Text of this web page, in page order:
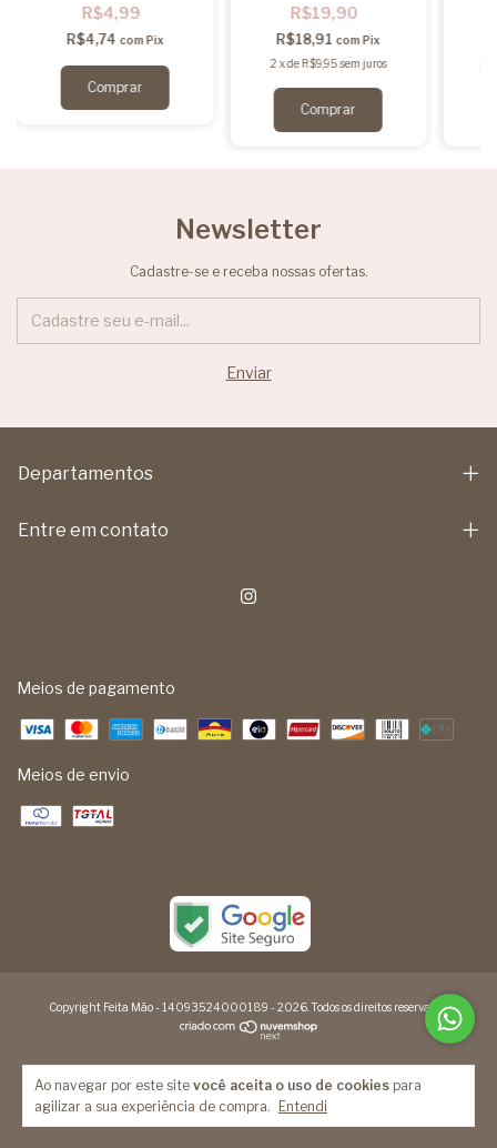
Ao navegar por este site você aceita o uso de cookies para
agilizar a sua experiência de compra.
Entendi
R$4,99
R$4,74 com Pix
R$19,90
R$18,91com Pix
2 xdeR$9,95 sem juros 2
Newsletter
Cadastre-se e receba nossas ofertas.
Departamentos
Entre em contato
Meios de pagamento
Meios de envio
Copyright Feita Mão - 14093524000189 - 2026. Todos os direitos reservados.